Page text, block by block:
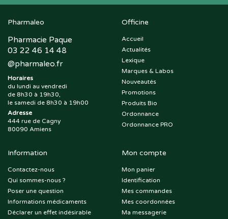
Pharmaleo
Pharmacie Paque
03 22 46 14 48
@pharmaleo.fr
Horaires
du lundi au vendredi
de 8h30 à 19h30,
le samedi de 8h30 à 19h00
Adresse
444 rue de Cagny
80090 Amiens
Officine
Accueil
Actualités
Lexique
Marques & Labos
Nouveautés
Promotions
Produits Bio
Ordonnance
Ordonnance PRO
Information
Contactez-nous
Qui sommes-nous ?
Poser une question
Informations médicaments
Déclarer un effet indésirable
Mon compte
Mon panier
Identification
Mes commandes
Mes coordonnées
Ma messagerie